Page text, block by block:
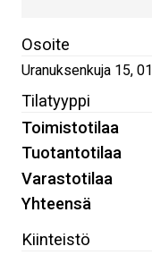
Osoite
Uranuksenkuja 15,
Tilatyyppi
Toimistotilaa
Tuotantotilaa
Varastotilaa
Yhteensä
Kiinteistö